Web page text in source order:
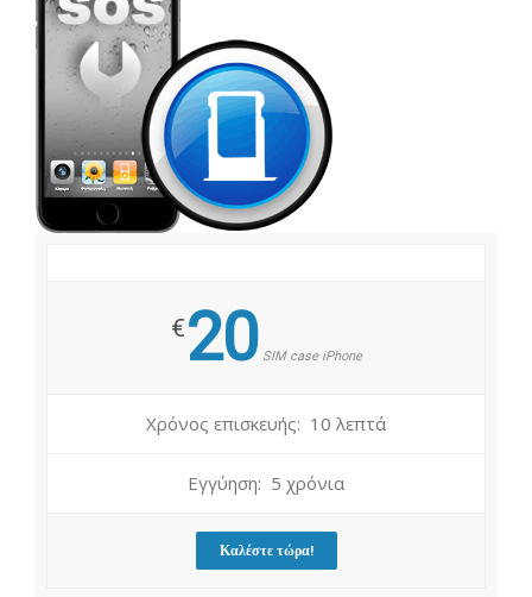
€20 SIM case iPhone
Χρόνος επισκευής: 10 λεπτά
Εγγύηση: 5 χρόνια
Καλέστε τώρα!